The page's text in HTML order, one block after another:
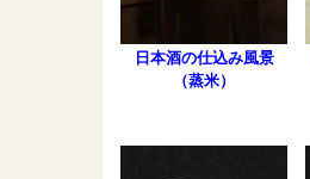
日本酒の仕込み風景
（蒸米）